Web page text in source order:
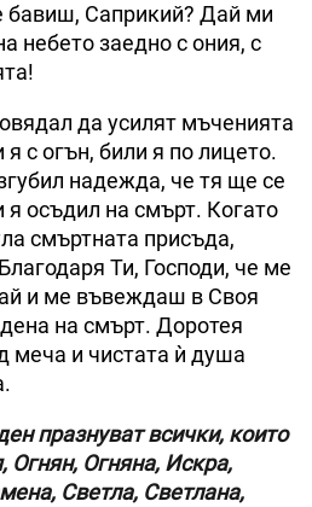
бавиш, Саприкий? Дай ми
небето заедно с ония, с
да усилят мъченията
с огън, били я по лицето.
надежда, че тя ще се
я осъдил на смърт. Когато
смъртната присъда,
Ти, Господи, че ме
и ме въвеждаш в Своя
на смърт. Доротея
меча и чистата ѝ душа
празнуват всички, които
Огнян, Огняна, Искра,
Светла, Светлана,